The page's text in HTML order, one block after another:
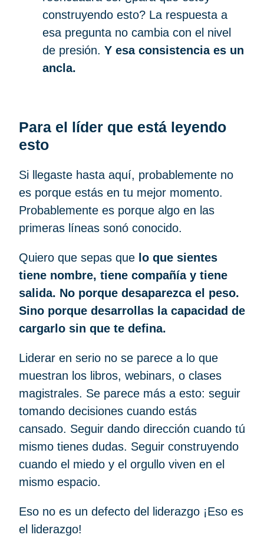
construyendo esto? La respuesta a
esa pregunta no cambia con el nivel
de presión. Y esa consistencia es un
ancla.
Para el líder que está leyendo
esto
Si llegaste hasta aquí, probablemente no
es porque estás en tu mejor momento.
Probablemente es porque algo en las
primeras líneas sonó conocido.
Quiero que sepas que lo que sientes
tiene nombre, tiene compañía y tiene
salida. No porque desaparezca el peso.
Sino porque desarrollas la capacidad de
cargarlo sin que te defina.
Liderar en serio no se parece a lo que
muestran los libros, webinars, o clases
magistrales. Se parece más a esto: seguir
tomando decisiones cuando estás
cansado. Seguir dando dirección cuando tú
mismo tienes dudas. Seguir construyendo
cuando el miedo y el orgullo viven en el
mismo espacio.
Eso no es un defecto del liderazgo ¡Eso es
el liderazgo!